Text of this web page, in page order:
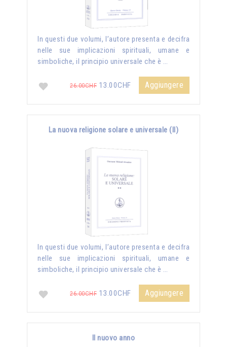
In questi due volumi, l’autore presenta e decifra
nelle sue implicazioni spirituali, umane e
simboliche, il principio universale che è …
26.00CHF 13.00CHF Aggiungere
La nuova religione solare e universale (II)
In questi due volumi, l’autore presenta e decifra
nelle sue implicazioni spirituali, umane e
simboliche, il principio universale che è …
26.00CHF 13.00CHF Aggiungere
Il nuovo anno